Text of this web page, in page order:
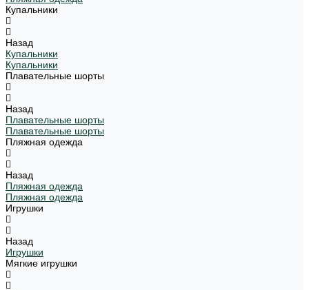
Купальники
Назад
Купальники
Купальники
Плавательные шорты
Назад
Плавательные шорты
Плавательные шорты
Пляжная одежда
Назад
Пляжная одежда
Пляжная одежда
Игрушки
Назад
Игрушки
Мягкие игрушки